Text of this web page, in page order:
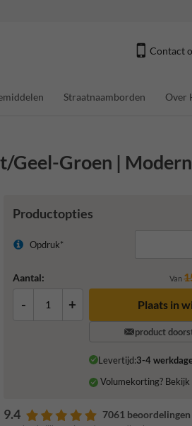
Contact
Straatnaamborden Over
Geel-Groen | Modern
Productopties
Opdruk*
Aantal: Van
- + Plaats in
product
Levertijd:3-4
Volumekorting? Bekijk
9.4 7061 beoordelingen